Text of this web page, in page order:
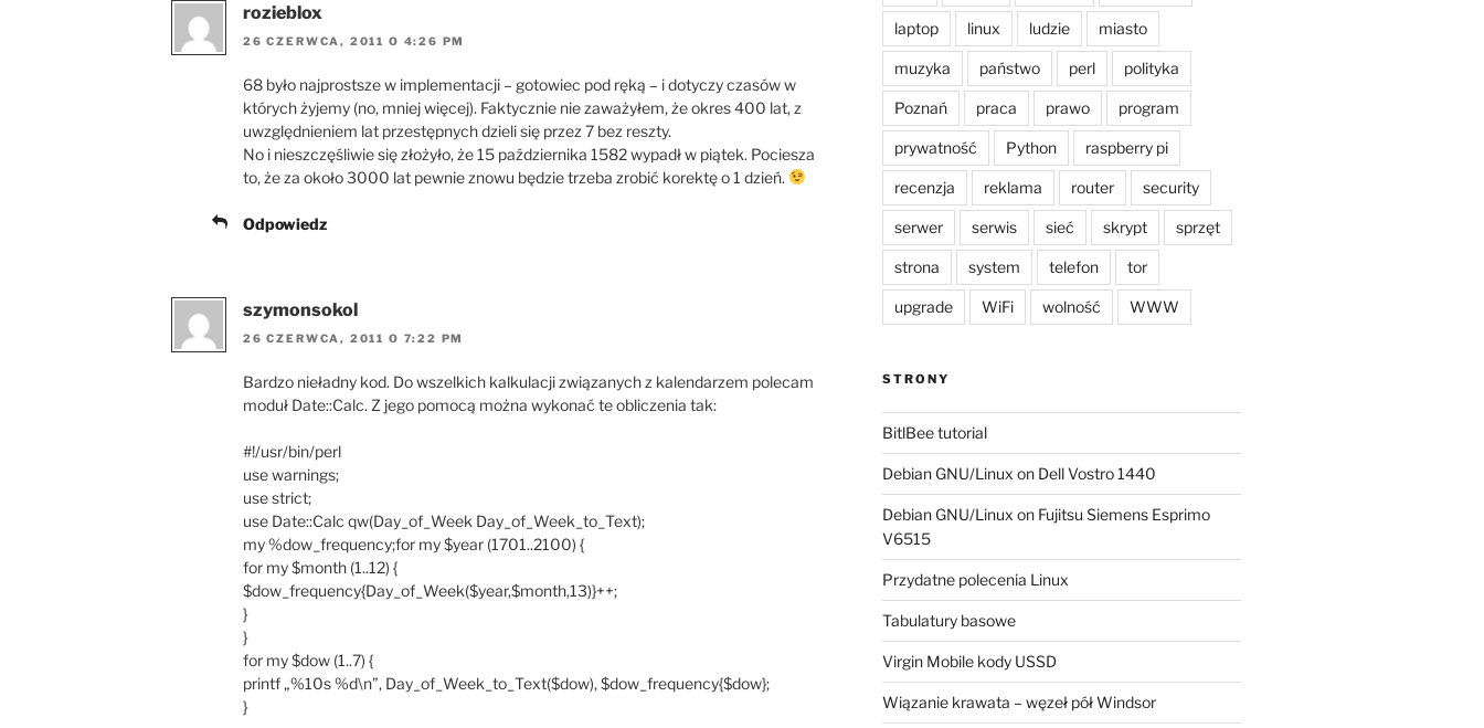
rozieblox
26 CZERWCA, 2011 O 4:26 PM
68 było najprostsze w implementacji – gotowiec pod ręką – i dotyczy czasów w
których żyjemy (no, mniej więcej). Faktycznie nie zaważyłem, że okres 400 lat, z
uwzględnieniem lat przestępnych dzieli się przez 7 bez reszty.
No i nieszczęśliwie się złożyło, że 15 października 1582 wypadł w piątek. Pociesza
to, że za około 3000 lat pewnie znowu będzie trzeba zrobić korektę o 1 dzień.
Odpowiedz
szymonsokol
26 CZERWCA, 2011 O 7:22 PM
Bardzo nieładny kod. Do wszelkich kalkulacji związanych z kalendarzem polecam
moduł Date::Calc. Z jego pomocą można wykonać te obliczenia tak:
#!/usr/bin/perl
use warnings;
use strict;
use Date::Calc qw(Day_of_Week Day_of_Week_to_Text);
my %dow_frequency;for my $year (1701..2100) {
for my $month (1..12) {
$dow_frequency{Day_of_Week($year,$month,13)}++;
}
}
for my $dow (1..7) {
printf „%10s %d\n”, Day_of_Week_to_Text($dow), $dow_frequency{$dow};
}
laptop linux ludzie miasto
muzyka państwo perl polityka
Poznań praca prawo program
prywatność Python raspberry pi
recenzja reklama router security
serwer serwis sieć skrypt sprzęt
strona system telefon tor
upgrade WiFi wolność WWW
STRONY
BitlBee tutorial
Debian GNU/Linux on Dell Vostro 1440
Debian GNU/Linux on Fujitsu Siemens Esprimo
V6515
Przydatne polecenia Linux
Tabulatury basowe
Virgin Mobile kody USSD
Wiązanie krawata – węzeł pół Windsor